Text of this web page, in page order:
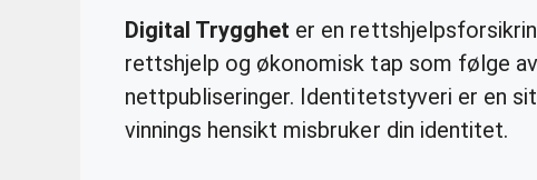
Digital Trygghet er en
rettshjelp og økonomisk tap som følge
nettpubliseringer. Identitetstyveri er en
vinnings hensikt misbruker din identitet.